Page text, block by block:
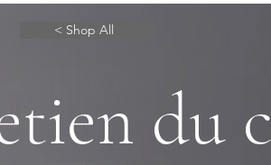
< Shop All
du